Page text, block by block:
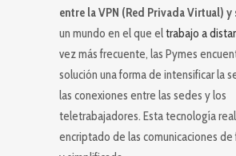
entre la VPN (Red Privada Virtual) y
un mundo en el que eltrabajo a
vez más frecuente, las Pymes
solución una forma de intensificar la
las conexiones entre las sedes y los
teletrabajadores. Esta tecnología
encriptado de las comunicaciones de